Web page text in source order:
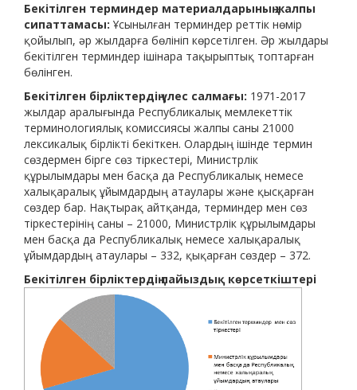
Бекітілген терминдер материалдарының жалпы
сипаттамасы: Ұсынылған терминдер реттік нөмір
қойылып, әр жылдарға бөлініп көрсетілген. Әр жылдары
бекітілген терминдер ішінара тақырыптық топтарған
бөлінген.
Бекітілген бірліктердің үлес салмағы: 1971-2017
жылдар аралығында Республикалық мемлекеттік
терминологиялық комиссиясы жалпы саны 21000
лексикалық бірлікті бекіткен. Олардың ішінде термин
сөздермен бірге сөз тіркестері, Министрлік
құрылымдары мен басқа да Республикалық немесе
халықаралық ұйымдардың атаулары және қысқарған
сөздер бар. Нақтырақ айтқанда, терминдер мен сөз
тіркестерінің саны – 21000, Министрлік құрылымдары
мен басқа да Республикалық немесе халықаралық
ұйымдардың атаулары – 332, қықарған сөздер – 372.
Бекітілген бірліктердің пайыздық көрсеткіштері